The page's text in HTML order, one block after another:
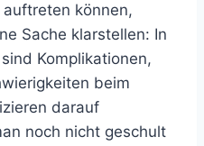
können,
Sache klarstellen: In
Komplikationen,
beim
darauf
noch nicht geschult